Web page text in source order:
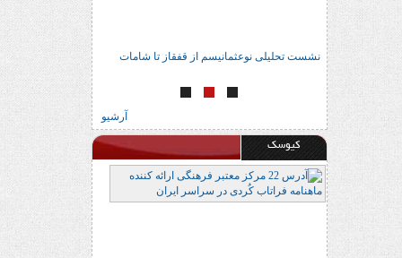
نشست تحلیلی نشست تحلیلی نوعثمانیسم از قفقاز تا شامات براتی
آرشیو
کیوسک